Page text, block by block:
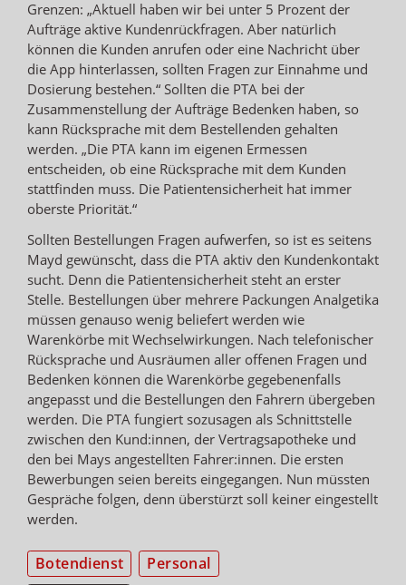
Grenzen: „Aktuell haben wir bei unter 5 Prozent der
Aufträge aktive Kundenrückfragen. Aber natürlich
können die Kunden anrufen oder eine Nachricht über
die App hinterlassen, sollten Fragen zur Einnahme und
Dosierung bestehen.“ Sollten die PTA bei der
Zusammenstellung der Aufträge Bedenken haben, so
kann Rücksprache mit dem Bestellenden gehalten
werden. „Die PTA kann im eigenen Ermessen
entscheiden, ob eine Rücksprache mit dem Kunden
stattfinden muss. Die Patientensicherheit hat immer
oberste Priorität.“
Sollten Bestellungen Fragen aufwerfen, so ist es seitens
Mayd gewünscht, dass die PTA aktiv den Kundenkontakt
sucht. Denn die Patientensicherheit steht an erster
Stelle. Bestellungen über mehrere Packungen Analgetika
müssen genauso wenig beliefert werden wie
Warenkörbe mit Wechselwirkungen. Nach telefonischer
Rücksprache und Ausräumen aller offenen Fragen und
Bedenken können die Warenkörbe gegebenenfalls
angepasst und die Bestellungen den Fahrern übergeben
werden. Die PTA fungiert sozusagen als Schnittstelle
zwischen den Kund:innen, der Vertragsapotheke und
den bei Mays angestellten Fahrer:innen. Die ersten
Bewerbungen seien bereits eingegangen. Nun müssten
Gespräche folgen, denn überstürzt soll keiner eingestellt
werden.
Botendienst
Personal